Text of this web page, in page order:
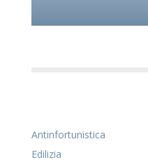
Antinfortunistica
Edilizia